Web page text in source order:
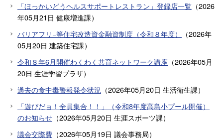
「ほっかいどうヘルスサポートレストラン」登録店一覧 （2026
年05月21日 健康増進課）
バリアフリ−等住宅改造資金融資制度（令和８年度）
（2026年
05月20日 建築住宅課）
令和８年6月開催わくわく共育ネットワーク講座 （2026年05月
20日 生涯学習プラザ）
過去の食中毒警報発令状況 （2026年05月20日 生活衛生課）
「遊びだョ！全員集合！！」（令和8年度高島小プール開催）
のお知らせ （2026年05月20日 生涯スポーツ課）
議会交際費 （2026年05月19日 議会事務局）